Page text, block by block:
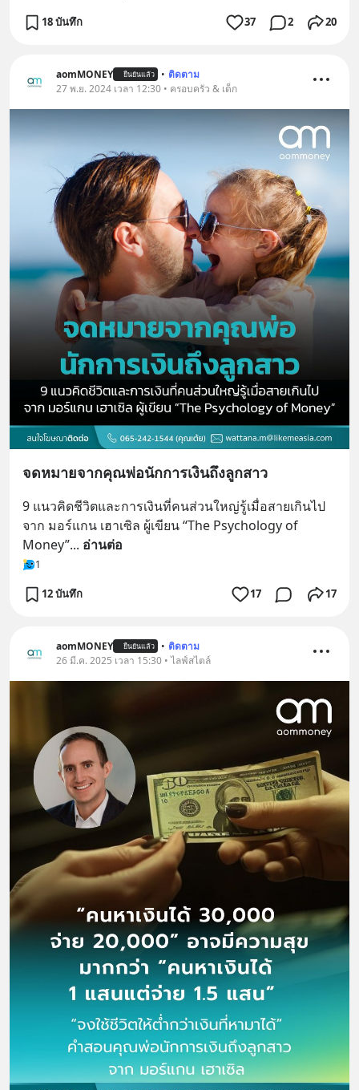
18 บันทึก 37 2 20
aomMONEY ยืนยันแล้ว • ติดตาม
27 พ.ย. 2024 เวลา 12:30 • ครอบครัว & เด็ก
จดหมายจากคุณพ่อนักการเงินถึงลูกสาว
9 แนวคิดชีวิตและการเงินที่คนส่วนใหญ่รู้เมื่อสายเกินไป
จาก มอร์แกน เฮาเซิล ผู้เขียน “The Psychology of
Money”... อ่านต่อ
1
12 บันทึก 17 17
aomMONEY ยืนยันแล้ว • ติดตาม
26 มี.ค. 2025 เวลา 15:30 • ไลฟ์สไตล์